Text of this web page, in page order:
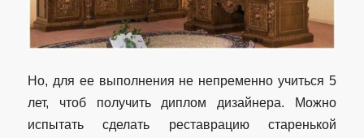
Но, для ее выполнения не непременно учиться 5
лет, чтоб получить диплом дизайнера. Можно
испытать сделать реставрацию старенькой